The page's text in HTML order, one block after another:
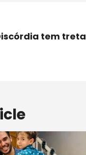
tem treta